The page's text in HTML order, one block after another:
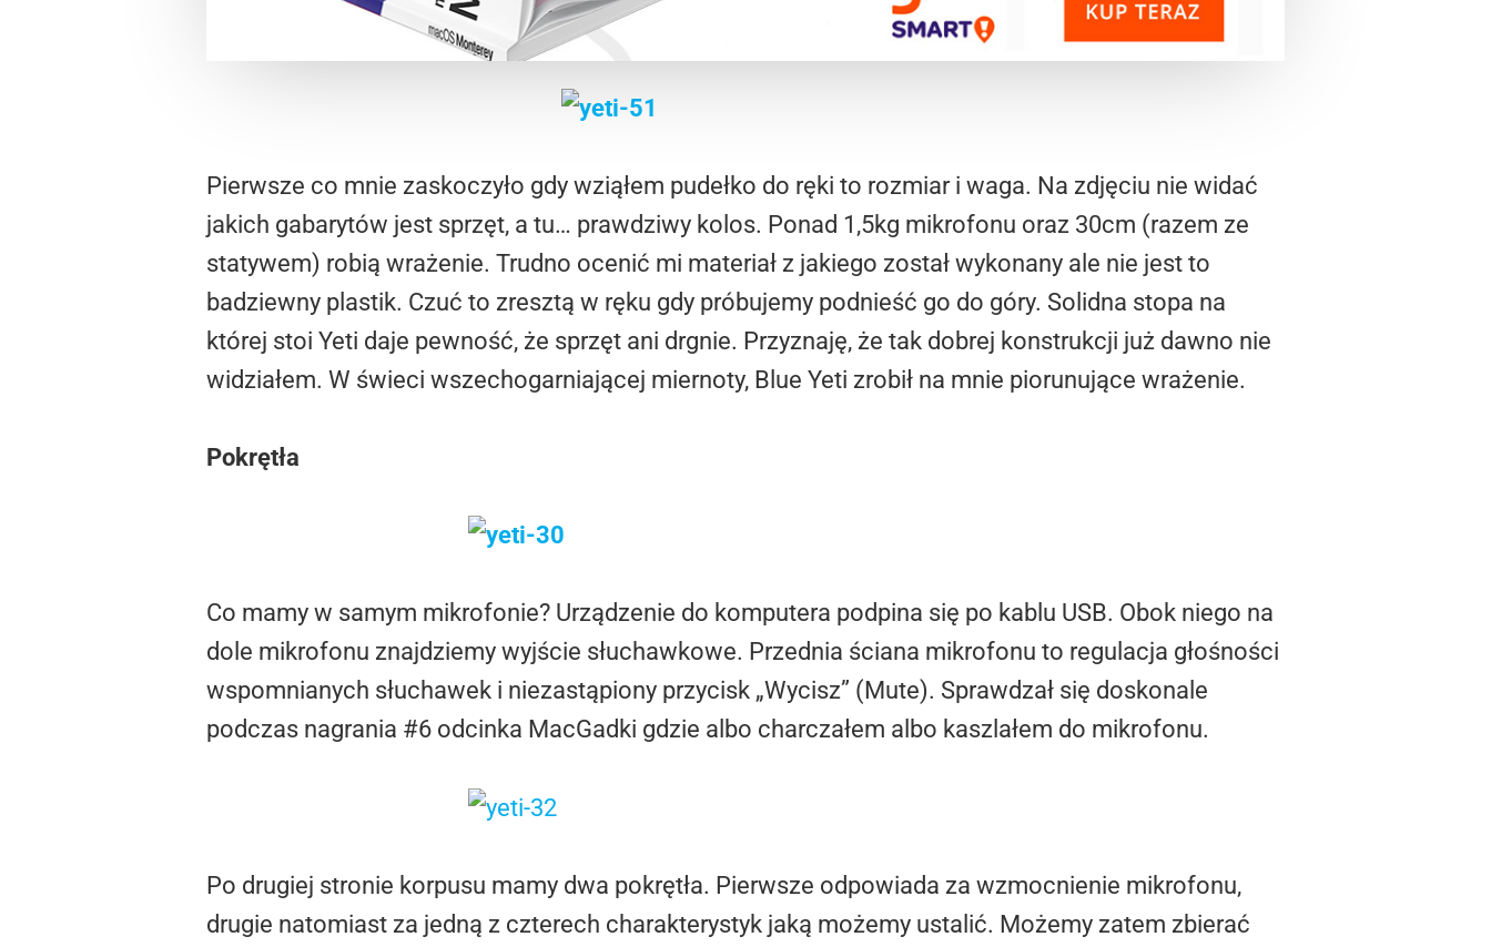
Pierwsze co mnie zaskoczyło gdy wziąłem pudełko do ręki to rozmiar i waga. Na zdjęciu nie widać
jakich gabarytów jest sprzęt, a tu… prawdziwy kolos. Ponad 1,5kg mikrofonu oraz 30cm (razem ze
statywem) robią wrażenie. Trudno ocenić mi materiał z jakiego został wykonany ale nie jest to
badziewny plastik. Czuć to zresztą w ręku gdy próbujemy podnieść go do góry. Solidna stopa na
której stoi Yeti daje pewność, że sprzęt ani drgnie. Przyznaję, że tak dobrej konstrukcji już dawno nie
widziałem. W świeci wszechogarniającej miernoty, Blue Yeti zrobił na mnie piorunujące wrażenie.
Pokrętła
Co mamy w samym mikrofonie? Urządzenie do komputera podpina się po kablu USB. Obok niego na
dole mikrofonu znajdziemy wyjście słuchawkowe. Przednia ściana mikrofonu to regulacja głośności
wspomnianych słuchawek i niezastąpiony przycisk „Wycisz” (Mute). Sprawdzał się doskonale
podczas nagrania #6 odcinka MacGadki gdzie albo charczałem albo kaszlałem do mikrofonu.
Po drugiej stronie korpusu mamy dwa pokrętła. Pierwsze odpowiada za wzmocnienie mikrofonu,
drugie natomiast za jedną z czterech charakterystyk jaką możemy ustalić. Możemy zatem zbierać